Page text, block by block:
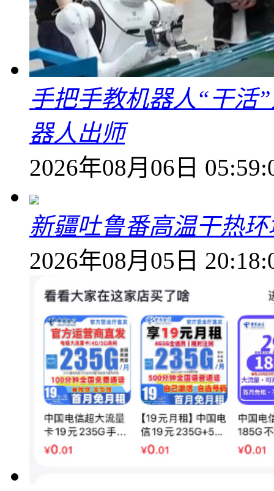
手把手教机器人“干活
器人出师
2026年08月06日
新疆吐鲁番高温干热
2026年08月05日